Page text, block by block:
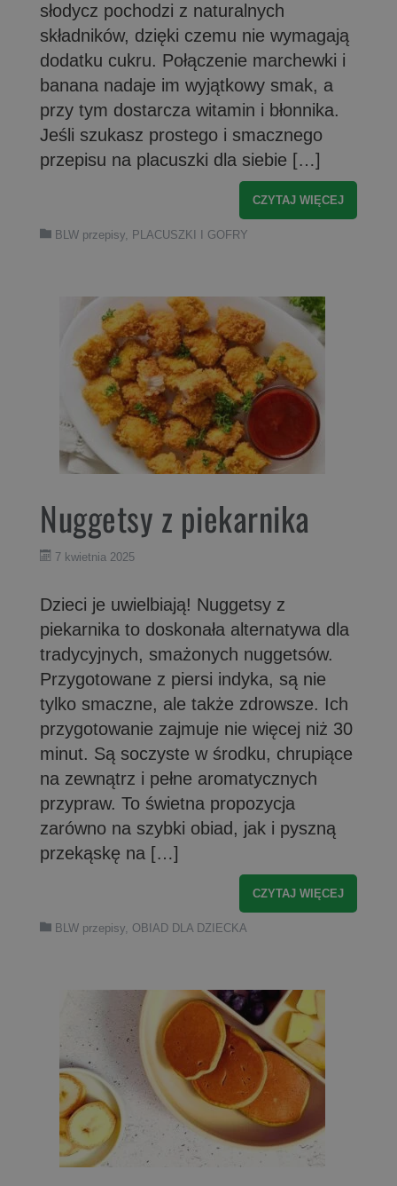
słodycz pochodzi z naturalnych
składników, dzięki czemu nie wymagają
dodatku cukru. Połączenie marchewki i
banana nadaje im wyjątkowy smak, a
przy tym dostarcza witamin i błonnika.
Jeśli szukasz prostego i smacznego
przepisu na placuszki dla siebie […]
CZYTAJ WIĘCEJ
BLW przepisy, PLACUSZKI I GOFRY
Nuggetsy z piekarnika
7 kwietnia 2025
Dzieci je uwielbiają! Nuggetsy z
piekarnika to doskonała alternatywa dla
tradycyjnych, smażonych nuggetsów.
Przygotowane z piersi indyka, są nie
tylko smaczne, ale także zdrowsze. Ich
przygotowanie zajmuje nie więcej niż 30
minut. Są soczyste w środku, chrupiące
na zewnątrz i pełne aromatycznych
przypraw. To świetna propozycja
zarówno na szybki obiad, jak i pyszną
przekąskę na […]
CZYTAJ WIĘCEJ
BLW przepisy, OBIAD DLA DZIECKA